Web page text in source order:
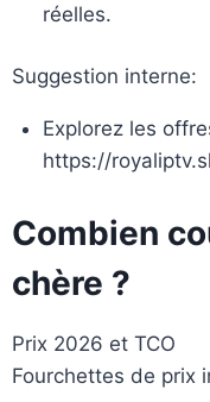
réelles.
Suggestion interne:
Explorez les
https://
Combien
chère ?
Prix 2026 et TCO
Fourchettes de prix